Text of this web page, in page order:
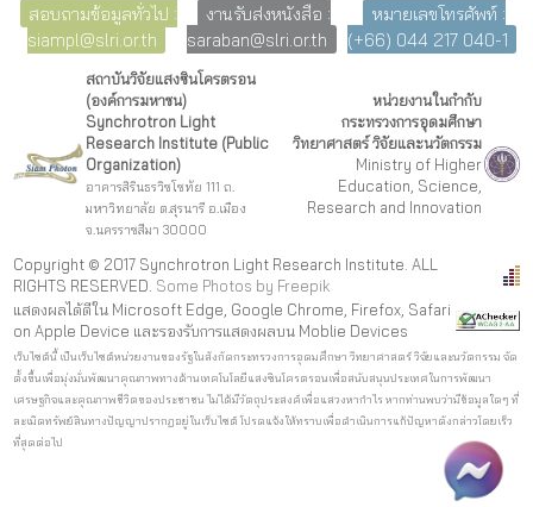
สอบถามข้อมูลทั่วไป :
siampl@slri.or.th
งานรับส่งหนังสือ :
saraban@slri.or.th
หมายเลขโทรศัพท์ :
(+66) 044 217 040-1
สถาบันวิจัยแสงซินโครตรอน
(องค์การมหาชน)
Synchrotron Light
Research Institute (Public
Organization)
อาคารสิรินธรวิชโชทัย 111 ถ.
มหาวิทยาลัย ต.สุรนารี อ.เมือง
จ.นครราชสีมา 30000
หน่วยงานในกำกับ
กระทรวงการอุดมศึกษา
วิทยาศาสตร์ วิจัยและนวัตกรรม
Ministry of Higher
Education, Science,
Research and Innovation
Copyright © 2017 Synchrotron Light Research Institute. ALL
RIGHTS RESERVED. Some Photos by Freepik
แสดงผลได้ดีใน Microsoft Edge, Google Chrome, Firefox, Safari
on Apple Device และรองรับการแสดงผลบน Moblie Devices
เว็บไซต์นี้ เป็นเว็บไซต์หน่วยงานของรัฐในสังกัดกระทรวงการอุดมศึกษา วิทยาศาสตร์ วิจัยและนวัตกรรม จัด
ตั้งขึ้นเพื่อมุ่งมั่นพัฒนาคุณภาพทางด้านเทคโนโลยีแสงซินโครตรอนเพื่อสนับสนุนประเทศในการพัฒนา
เศรษฐกิจและคุณภาพชีวิตของประชาชน ไม่ได้มีวัตถุประสงค์เพื่อแสวงหากำไร หากท่านพบว่ามีข้อมูลใดๆ ที่
ละเมิดทรัพย์สินทางปัญญาปรากฏอยู่ในเว็บไซต์ โปรดแจ้งให้ทราบเพื่อดำเนินการแก้ปัญหาดังกล่าวโดยเร็ว
ที่สุดต่อไป